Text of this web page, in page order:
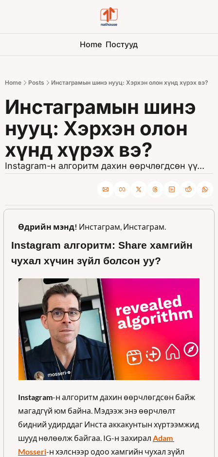
Home Постууд
Home Posts Инстаграмын шинэ нууц: Хэрхэн олон хүнд хүрэх вэ?
Инстаграмын шинэ
нууц: Хэрхэн олон
хүнд хүрэх вэ?
Instagram-н алгоритм дахин өөрчлөгдсөн үү...
Өдрийн мэнд! Инстаграм, Инстаграм.
Instagram алгоритм: Share хамгийн
чухал хүчин зүйл болсон уу?
Instagram-н алгоритм дахин өөрчлөгдсөн байж
магадгүй юм байна. Мэдээж энэ өөрчлөлт
бидний удирддаг Инста аккакунтын хүртээмжид
шууд нөлөөлж байгаа. IG-н захирал Adam
Mosseri